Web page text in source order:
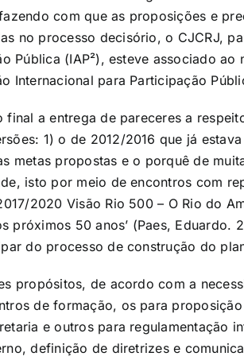
com que as proposições e
no processo decisório, o CJCRJ,
Pública (IAP²), esteve associado ao
Internacional para Participação
a entrega de pareceres a
1) o de 2012/2016 que já
metas propostas e o porquê de
isto por meio de encontros com
2020 Visão Rio 500 – O Rio do
próximos 50 anos’ (Paes, Eduardo.
do processo de construção do
propósitos, de acordo com a
de formação, os para
e outros para regulamentação
definição de diretrizes e